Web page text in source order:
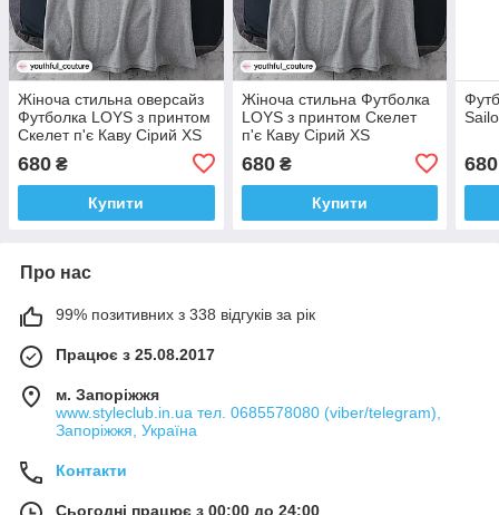
Жіноча стильна оверсайз
Футболка LOYS з принтом
Скелет п'є Каву Сірий XS
680 ₴
Купити
Жіноча стильна Футболка
LOYS з принтом Скелет
п'є Каву Сірий XS
680₴
Купити
680
Про нас
99% позитивних з 338 відгуків за рік
Працює з 25.08.2017
м. Запоріжжя
www.styleclub.in.ua тел. 0685578080 (viber/telegram),
Запоріжжя, Україна
Контакти
Сьогодні працює з 00:00 до 24:00